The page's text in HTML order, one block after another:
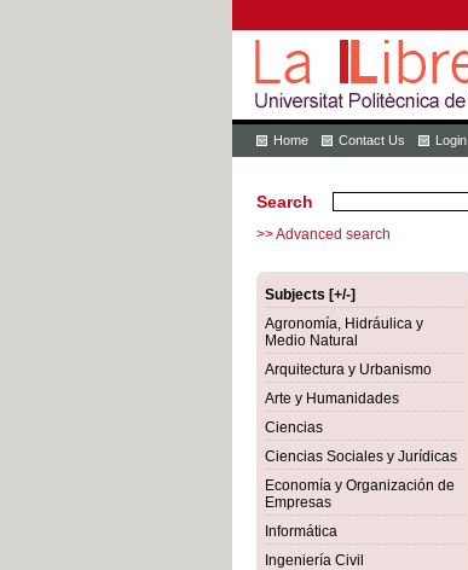
Home Contact Us Login
Search
>> Advanced search
Subjects [+/-]
Agronomía, Hidráulica y
Medio Natural
Arquitectura y Urbanismo
Arte y Humanidades
Ciencias
Ciencias Sociales y Jurídicas
Economía y Organización de
Empresas
Informática
Ingeniería Civil